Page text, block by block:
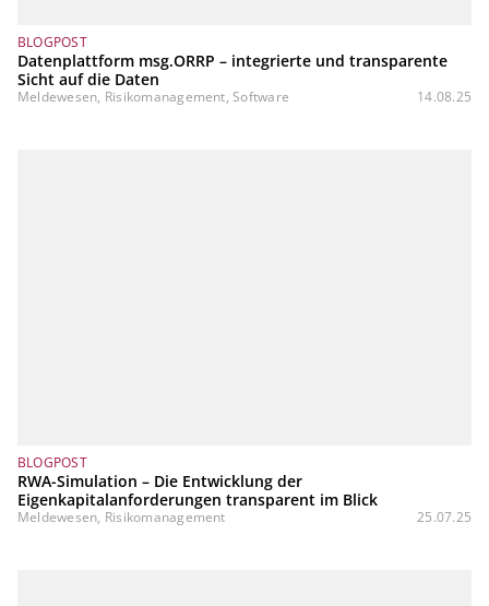
BLOGPOST
Datenplattform msg.ORRP – integrierte und transparente
Sicht auf die Daten
Meldewesen, Risikomanagement, Software 14.08.25
BLOGPOST
RWA-Simulation – Die Entwicklung der
Eigenkapitalanforderungen transparent im Blick
Meldewesen, Risikomanagement 25.07.25